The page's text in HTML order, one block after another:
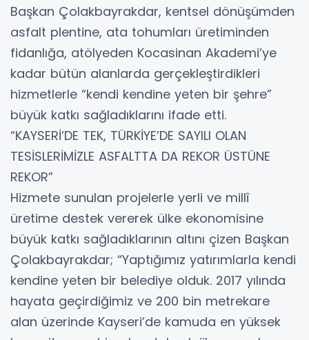
Başkan Çolakbayrakdar, kentsel dönüşümden
asfalt plentine, ata tohumları üretiminden
fidanlığa, atölyeden Kocasinan Akademi’ye
kadar bütün alanlarda gerçekleştirdikleri
hizmetlerle “kendi kendine yeten bir şehre”
büyük katkı sağladıklarını ifade etti.
“KAYSERİ’DE TEK, TÜRKİYE’DE SAYILI OLAN
TESİSLERİMİZLE ASFALTTA DA REKOR ÜSTÜNE
REKOR”
Hizmete sunulan projelerle yerli ve millî
üretime destek vererek ülke ekonomisine
büyük katkı sağladıklarının altını çizen Başkan
Çolakbayrakdar; “Yaptığımız yatırımlarla kendi
kendine yeten bir belediye olduk. 2017 yılında
hayata geçirdiğimiz ve 200 bin metrekare
alan üzerinde Kayseri’de kamuda en yüksek